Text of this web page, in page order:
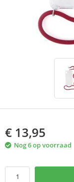
€ 13,95
Nog 6 op voorraad